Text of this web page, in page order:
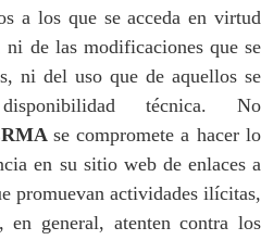
a los que se acceda en virtud
ni de las modificaciones que se
ni del uso que de aquellos se
técnica. No
se compromete a hacer lo
en su sitio web de enlaces a
promuevan actividades ilícitas,
en general, atenten contra los